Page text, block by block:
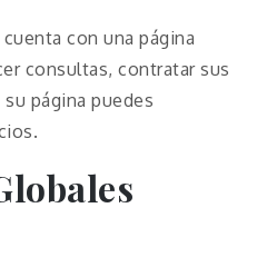
con una página
consultas, contratar sus
página puedes